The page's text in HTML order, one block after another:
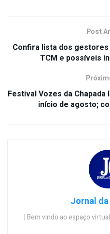
Post
Confira lista dos
TCM e possíveis
Festival Vozes da
início de agosto;
Jornal
| Bem vindo ao espaço